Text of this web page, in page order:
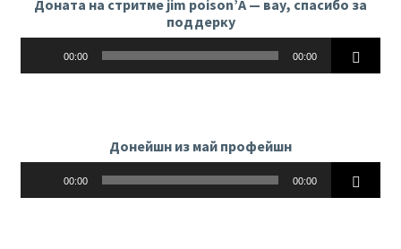
Доната на стритме jim poison’А — вау, спасибо за
поддерку
00:00 00:00
Донейшн из май профейшн
00:00 00:00